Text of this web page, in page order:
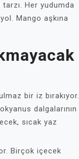
Her yudumda
Mango aşkına
bir iz bırakıyor.
dalgalarının
sıcak yaz
Birçok içecek